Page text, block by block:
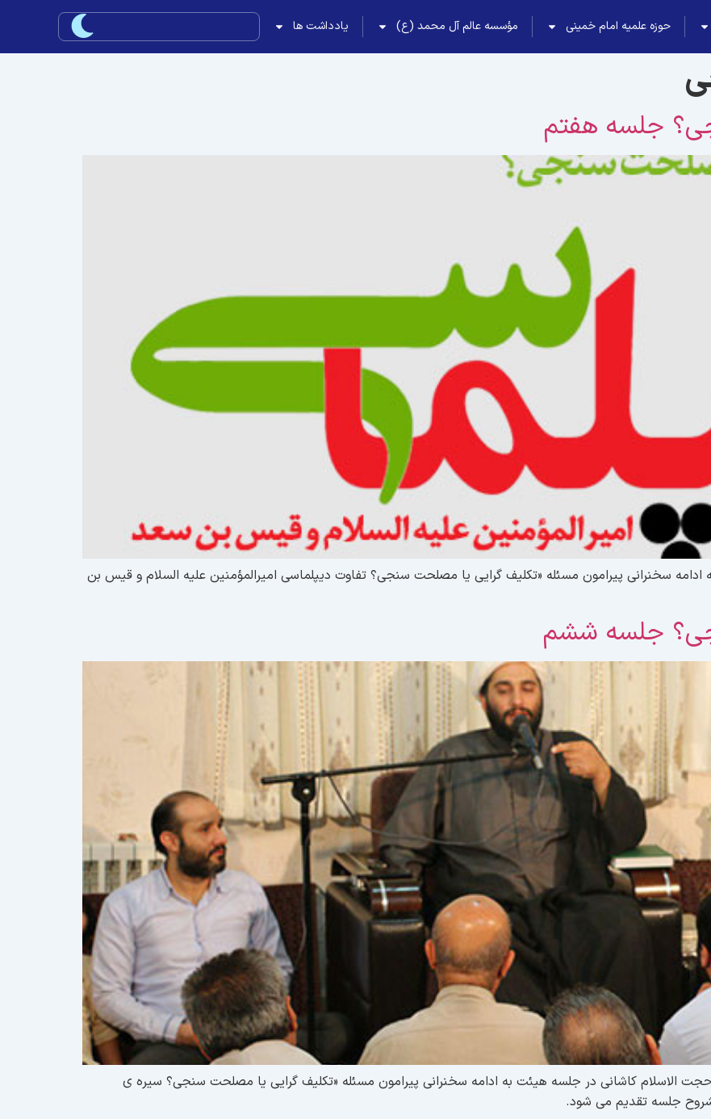
حوزه علمیه امام خمینی مؤسسه عالم آل محمد (ع) یادداشت ها
جلسه هفتم
هیئت به ادامه سخنرانی پیرامون مسئله «تکلیف گرایی یا مصلحت سنجی؟ تفاوت دیپلماسی امیرالمؤمنین علیه السلام و قیس بن
جلسه ششم
شب پانزدهم ماه مبارک رمضان مصادف با 19 خرداد 96 حجت الاسلام کاشانی در جلسه هیئت به ادامه سخنرانی پیرامون مسئله «تکلیف گرایی یا مصلحت سنجی؟ سیره ی
جلسه تقدیم می شود.